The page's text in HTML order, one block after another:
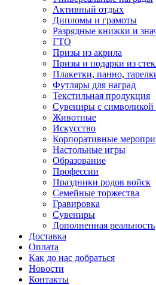
Активный отдых
Дипломы и грамоты
Разрядные книжки и
ГТО
Призы из акрила
Призы и подарки из
Плакетки, панно,
Футляры для наград
Текстильная продукция
Сувениры с символикой
Животные
Искусство
Корпоративные
Настольные игры
Образование
Профессии
Праздники родов войск
Семейные торжества
Гравировка
Сувениры
Дополненная реальность
Доставка
Оплата
Как до нас добраться
Новости
Контакты